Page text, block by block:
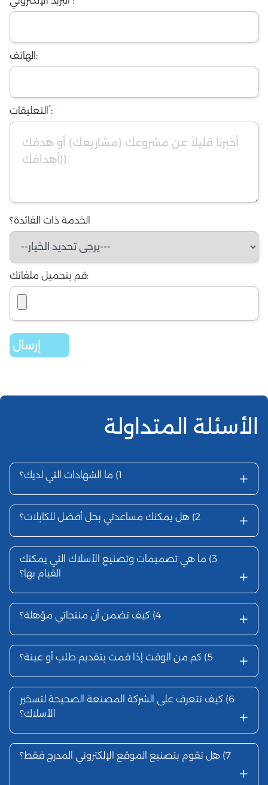
الهاتف:
التعليقات *:
الخدمة ذات الفائدة؟
قم بتحميل ملفاتك:
الأسئلة المتداولة
1) ما الشهادات التي لديك؟ +
2) هل يمكنك مساعدتي بحل أفضل للكابلات؟ +
3) ما هي تصميمات وتصنيع الأسلاك التي يمكنك
القيام بها؟
+
4) كيف تضمن أن منتجاتي مؤهلة؟ +
5) كم من الوقت إذا قمت بتقديم طلب أو عينة؟ +
6) كيف تتعرف على الشركة المصنعة الصحيحة لتسخير
الأسلاك؟
+
7) هل تقوم بتصنيع الموقع الإلكتروني المدرج فقط؟
+